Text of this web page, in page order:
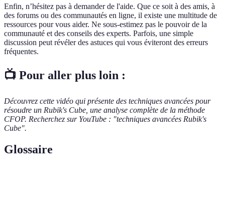
Enfin, n’hésitez pas à demander de l'aide. Que ce soit à des amis, à
des forums ou des communautés en ligne, il existe une multitude de
ressources pour vous aider. Ne sous-estimez pas le pouvoir de la
communauté et des conseils des experts. Parfois, une simple
discussion peut révéler des astuces qui vous éviteront des erreurs
fréquentes.
📺 Pour aller plus loin :
Découvrez cette vidéo qui présente des techniques avancées pour
résoudre un Rubik's Cube, une analyse complète de la méthode
CFOP. Recherchez sur YouTube : "techniques avancées Rubik's
Cube".
Glossaire